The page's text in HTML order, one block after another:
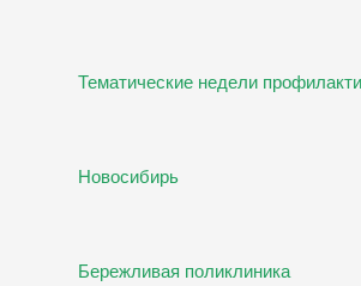
Тематические недели
Новосибирь
Бережливая поликлиника